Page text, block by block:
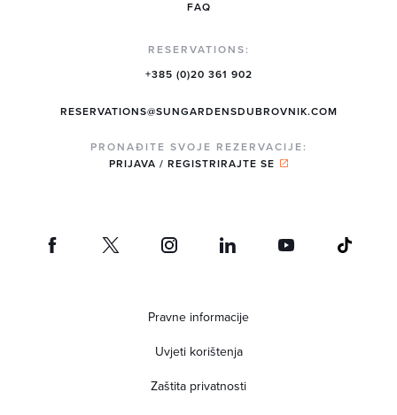
FAQ
RESERVATIONS:
+385 (0)20 361 902
RESERVATIONS@SUNGARDENSDUBROVNIK.COM
PRONAĐITE SVOJE REZERVACIJE:
PRIJAVA / REGISTRIRAJTE SE
Pravne informacije
Uvjeti korištenja
Zaštita privatnosti